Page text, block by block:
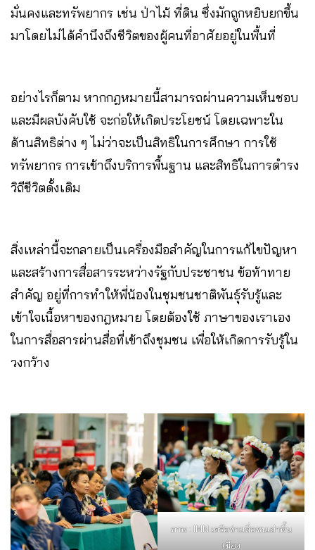
มั่นคงและทรัพยากร เช่น ป่าไม้ ที่ดิน ซึ่งมักถูกหยิบยกขึ้น
มาโดยไม่ได้คำนึงถึงชีวิตของผู้คนที่อาศัยอยู่ในพื้นที่
อย่างไรก็ตาม หากกฎหมายนี้สามารถผ่านความเห็นชอบ
และมีผลบังคับใช้ จะก่อให้เกิดประโยชน์ โดยเฉพาะใน
ด้านสิทธิต่าง ๆ ไม่ว่าจะเป็นสิทธิในการศึกษา การใช้
ทรัพยากร การเข้าถึงบริการพื้นฐาน และสิทธิในการดำรง
วิถีชีวิตดั้งเดิม
สิ่งเหล่านี้จะกลายเป็นเครื่องมือสำคัญในการแก้ไขปัญหา
และสร้างการสื่อสารระหว่างรัฐกับประชาชน ข้อท้าทาย
สำคัญ อยู่ที่การทำให้พี่น้องในชุมชนชาติพันธุ์รับรู้และ
เข้าใจเนื้อหาของกฎหมาย โดยต้องใช้ ภาษาของเราเอง
ในการสื่อสารผ่านสื่อที่เข้าถึงชุมชน เพื่อให้เกิดการรับรู้ใน
วงกว้าง
ภาพ : IMN เครือข่ายสื่อชนเผ่าพื้น
เมือง